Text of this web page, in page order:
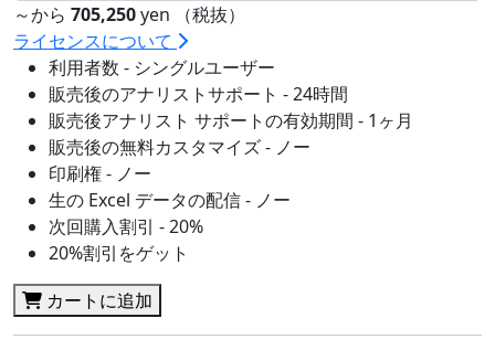
～から 705,250yen （税抜）
ライセンスについて
利用者数 - シングルユーザー
販売後のアナリストサポート - 24時間
販売後アナリスト サポートの有効期間 - 1ヶ月
販売後の無料カスタマイズ - ノー
印刷権 - ノー
生の Excel データの配信 - ノー
次回購入割引 - 20%
20%割引をゲット
カートに追加